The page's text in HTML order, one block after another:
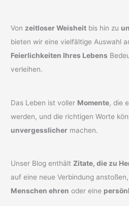
Vonzeitloser Weisheit bis hin zu
bieten wir eine vielfältige Auswahl
Feierlichkeiten Ihres Lebens
verleihen.
Das Leben ist voller Momente, die
werden, und die richtigen Worte
unvergesslicher machen.
Unser Blog enthältZitate, die zu
auf eine neue Verbindung
Menschen ehren oder eine